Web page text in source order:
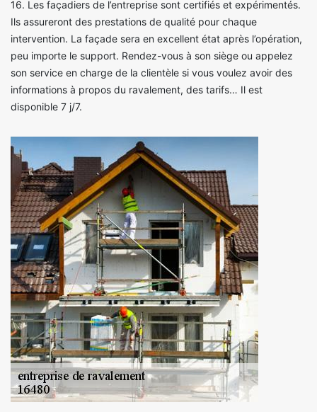
16. Les façadiers de l’entreprise sont certifiés et expérimentés.
Ils assureront des prestations de qualité pour chaque
intervention. La façade sera en excellent état après l’opération,
peu importe le support. Rendez-vous à son siège ou appelez
son service en charge de la clientèle si vous voulez avoir des
informations à propos du ravalement, des tarifs… Il est
disponible 7 j/7.